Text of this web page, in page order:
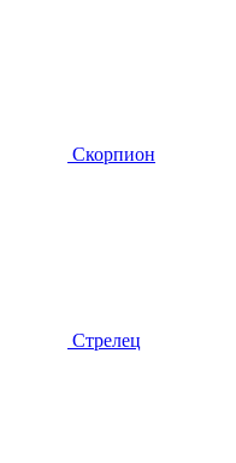
Скорпион
Стрелец